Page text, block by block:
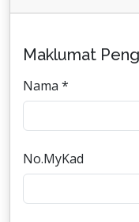
Maklumat
Nama *
No.MyKad